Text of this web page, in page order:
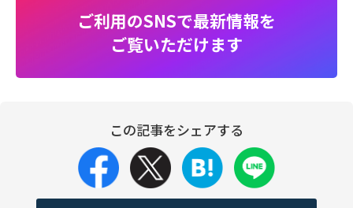
ご利用のSNSで最新情報を
ご覧いただけます
この記事をシェアする